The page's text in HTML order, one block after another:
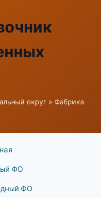
округ » Фабрика
ФО
ФО